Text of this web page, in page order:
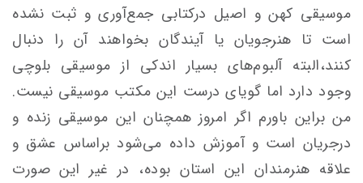
موسیقی کهن و اصیل درکتابی جمع‌آوری و ثبت نشده
است تا هنرجویان یا آیندگان بخواهند آن را دنبال
کنند،البته آلبوم‌های بسیار اندکی از موسیقی بلوچی
وجود دارد اما گویای درست این مکتب موسیقی نیست.
من براین باورم اگر امروز همچنان این موسیقی زنده و
درجریان است و آموزش داده می‌شود بر‌اساس عشق و
علاقه هنرمندان این استان بوده، در غیر این صورت